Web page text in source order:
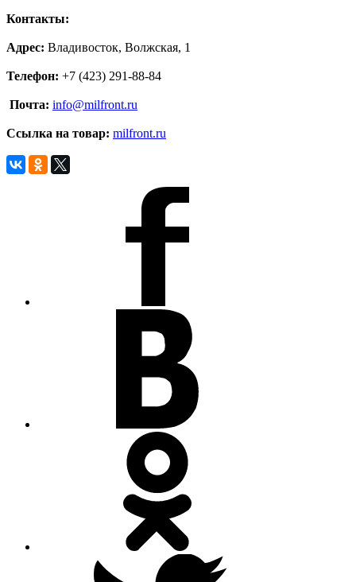
Контакты:
Адрес: Владивосток, Волжская, 1
Телефон: +7 (423) 291-88-84
Почта: info@milfront.ru
Ссылка на товар: milfront.ru